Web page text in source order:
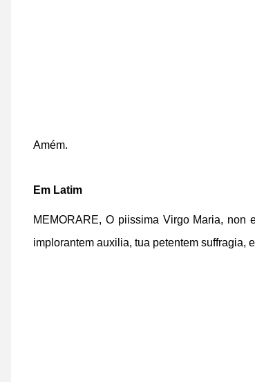
Amém.
Em Latim
MEMORARE, O piissima Virgo Maria, non
implorantem auxilia, tua petentem suffragia,